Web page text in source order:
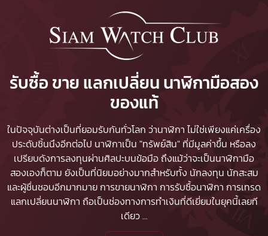
รับซื้อ ขาย แลกเปลี่ยน นาฬิกามือสอง
ของแท้
ในปัจจุบันต่างเป็นที่ยอมรับกันทั่วโลก ว่านาฬิกา ไม่ใช่เพียงแค่เครื่อง
ประดับชิ้นนึงอีกต่อไป นาฬิกาเป็น "ทรัพย์สิน" ที่มีมูลค่าขึ้น หรือลง
เปรียบดังการลงทุนผ่านศิลปะบนข้อมือ ถึงแม้ว่าจะเป็นนาฬิกามือ
สองเองก็ตาม ยังเป็นที่นิยมอย่างมากสำหรับทั้ง นักลงทุน นักสะสม
และผู้ชื่นชอบอีกมากมายการขายนาฬิกา การรับซื้อนาฬิกา การเทรด
แลกเปลี่ยนนาฬิกา ถือเป็นช่องทางการทำเงินที่ดีเยี่ยมในยุคนี้เลยที
เดียว...